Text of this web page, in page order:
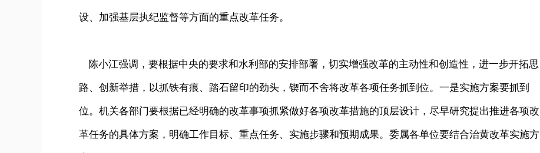
设、加强基层执纪监督等方面的重点改革任务。
陈小江强调，要根据中央的要求和水利部的安排部署，切实增强改革的主动性和创造性，进一步开拓思
路、创新举措，以抓铁有痕、踏石留印的劲头，锲而不舍将改革各项任务抓到位。一是实施方案要抓到
位。机关各部门要根据已经明确的改革事项抓紧做好各项改革措施的顶层设计，尽早研究提出推进各项改
革任务的具体方案，明确工作目标、重点任务、实施步骤和预期成果。委属各单位要结合治黄改革实施方